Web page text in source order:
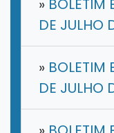
» BOLETIM
DE JULHO
» BOLETIM
DE JULHO